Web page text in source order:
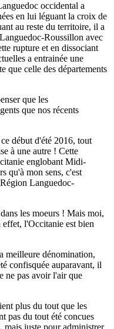
occidental a
en lui léguant la croix de
au reste du territoire, il a
Roussillon avec
rupture et en dissociant
a entrainée une
que celle des départements
que les
que nos récents
début d'été 2016, tout
à une autre ! Cette
englobant Midi-
qu'à mon sens, c'est
Languedoc-
les moeurs ! Mais moi,
l'Occitanie est bien
meilleure dénomination,
confisquée auparavant, il
ne pas avoir l'air que
plus du tout que les
pas du tout été concues
mais juste pour administrer